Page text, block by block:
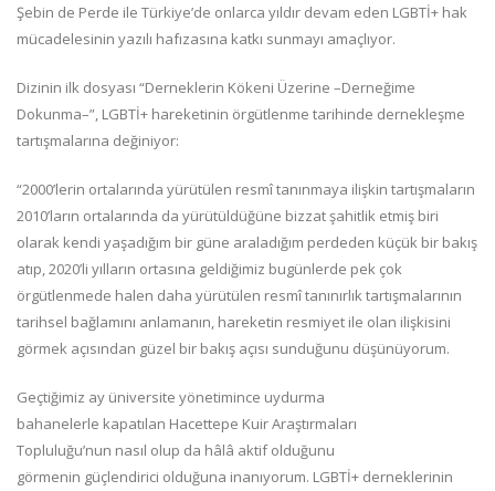
Şebin de Perde ile Türkiye’de onlarca yıldır devam eden LGBTİ+ hak
mücadelesinin yazılı hafızasına katkı sunmayı amaçlıyor.
Dizinin ilk dosyası “Derneklerin Kökeni Üzerine –Derneğime
Dokunma–”, LGBTİ+ hareketinin örgütlenme tarihinde dernekleşme
tartışmalarına değiniyor:
“2000’lerin ortalarında yürütülen resmî tanınmaya ilişkin tartışmaların
2010’ların ortalarında da yürütüldüğüne bizzat şahitlik etmiş biri
olarak kendi yaşadığım bir güne araladığım perdeden küçük bir bakış
atıp, 2020’li yılların ortasına geldiğimiz bugünlerde pek çok
örgütlenmede halen daha yürütülen resmî tanınırlık tartışmalarının
tarihsel bağlamını anlamanın, hareketin resmiyet ile olan ilişkisini
görmek açısından güzel bir bakış açısı sunduğunu düşünüyorum.
Geçtiğimiz ay üniversite yönetimince uydurma
bahanelerle kapatılan Hacettepe Kuir Araştırmaları
Topluluğu’nun nasıl olup da hâlâ aktif olduğunu
görmenin güçlendirici olduğuna inanıyorum. LGBTİ+ derneklerinin